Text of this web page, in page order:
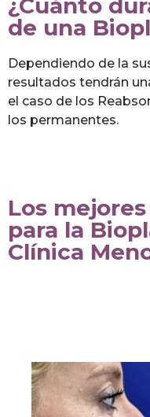
¿Cuánto
de una
Dependiendo de la
resultados tendrán
el caso de los
los permanentes.
Los
para la
Clínica